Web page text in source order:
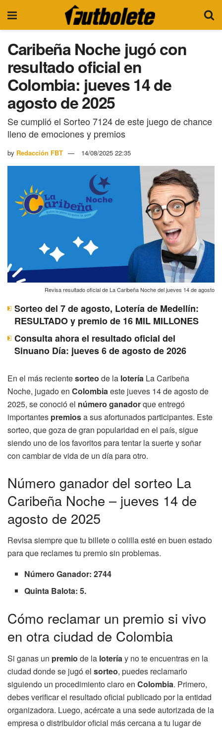
Caribeña Noche jugó con
resultado oficial en
Colombia: jueves 14 de
agosto de 2025
Se cumplió el Sorteo 7124 de este juego de chance
lleno de emociones y premios
by Redacción FBT 14/08/2025 22:35
Revisa resultado oficial de La Caribeña Noche del jueves 14 de agosto
Sorteo del 7 de agosto, Lotería de Medellín:
RESULTADO y premio de 16 MIL MILLONES
Consulta ahora el resultado oficial del
Sinuano Día: jueves 6 de agosto de 2026
En el más recientesorteo de la lotería La Caribeña
Noche, jugado en Colombiaeste jueves 14 de agosto de
2025, se conoció el número ganadorque entregó
importantes premiosa sus afortunados participantes. Este
sorteo, que goza de gran popularidad en el país, sigue
siendo uno de los favoritos para tentar la suerte y soñar
con cambiar de vida de un día para otro.
Número ganador del sorteo La
Caribeña Noche – jueves 14 de
agosto de 2025
Revisa siempre que tu billete o colilla esté en buen estado
para que reclames tu premio sin problemas.
Número Ganador: 2744
Quinta Balota: 5.
Cómo reclamar un premio si vivo
en otra ciudad de Colombia
Si ganas un premio de la loteríay no te encuentras en la
ciudad donde se jugó el sorteo, puedes reclamarlo
siguiendo un procedimiento claro en Colombia. Primero,
debes verificar el resultado oficial publicado por la entidad
organizadora. Luego, acércate a una sede autorizada de la
empresa o distribuidor oficial más cercana a tu lugar de